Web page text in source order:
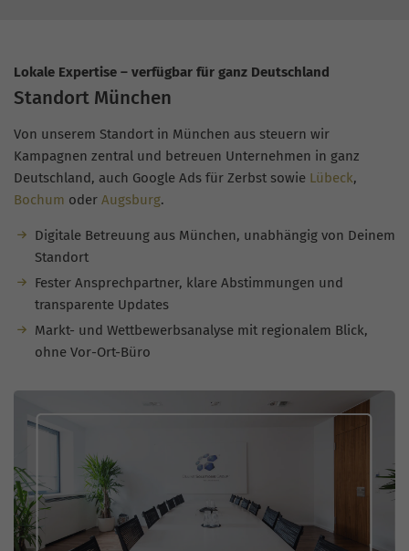
Lokale Expertise – verfügbar für ganz Deutschland
Standort München
Von unserem Standort in München aus steuern wir
Kampagnen zentral und betreuen Unternehmen in ganz
Deutschland, auch Google Ads für Zerbst sowie Lübeck,
Bochum oder Augsburg.
Digitale Betreuung aus München, unabhängig von Deinem
Standort
Fester Ansprechpartner, klare Abstimmungen und
transparente Updates
Markt- und Wettbewerbsanalyse mit regionalem Blick,
ohne Vor-Ort-Büro